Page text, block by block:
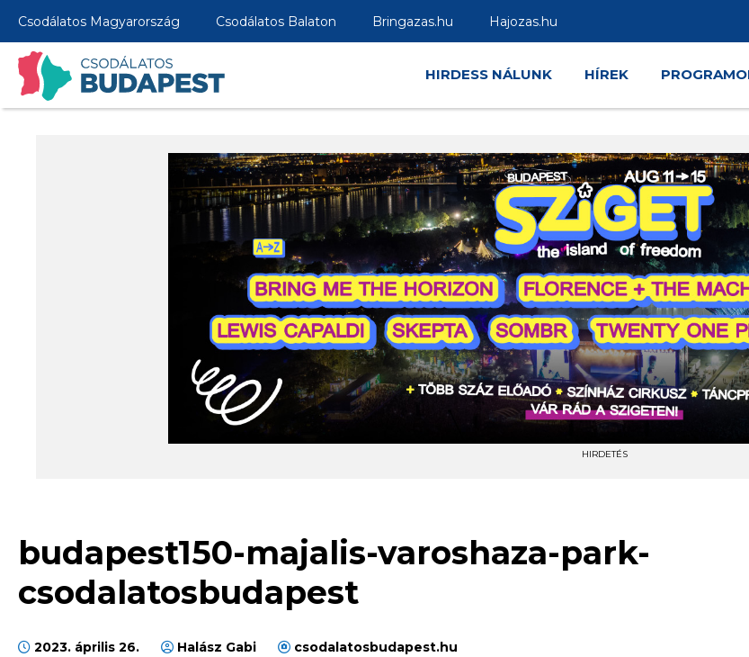
Csodálatos Magyarország Csodálatos Balaton Bringazas.hu Hajozas.hu
HIRDESS NÁLUNK HÍREK
HIRDETÉS
budapest150-majalis-varoshaza-park-
csodalatosbudapest
2023. április 26. Halász Gabi
csodalatosbudapest.hu